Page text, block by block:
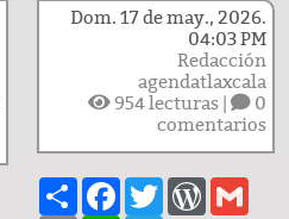
Dom. 17 de may., 2026.
04:03 PM
Redacción
agendatlaxcala
954lecturas |
0
comentarios
ShareFacebook
Twitter